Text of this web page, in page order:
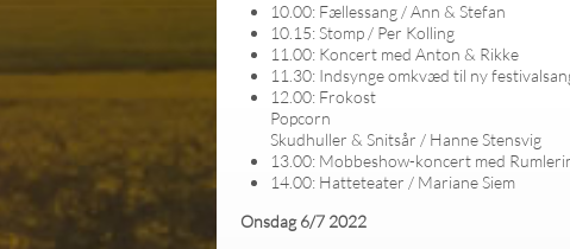
10.00: Fællessang / Ann & Stefan
10.15: Stomp / Per Kolling
11.00: Koncert med Anton & Rikke
11.30: Indsynge omkvæd til ny
12.00: Frokost
Popcorn
Skudhuller & Snitsår / Hanne Stensvig
13.00: Mobbeshow-koncert med
14.00: Hatteteater / Mariane Siem
Onsdag 6/7 2022